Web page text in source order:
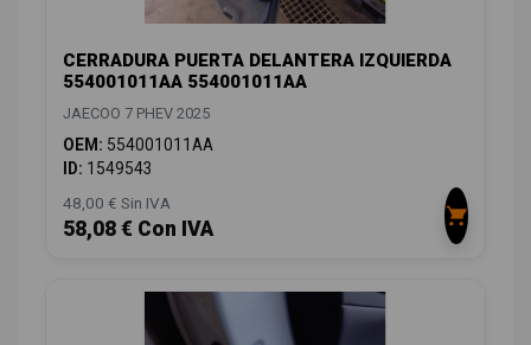
CERRADURA PUERTA DELANTERA IZQUIERDA
554001011AA 554001011AA
JAECOO 7 PHEV 2025
OEM: 554001011AA
ID: 1549543
48,00 € Sin IVA
58,08 € Con IVA